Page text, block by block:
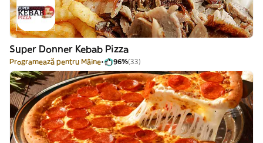
Super Donner Kebab Pizza
Programează pentru Mâine 96%(33)